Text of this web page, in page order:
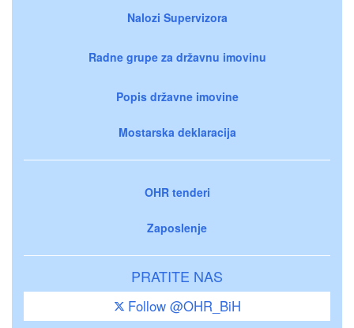
Nalozi Supervizora
Radne grupe za državnu imovinu
Popis državne imovine
Mostarska deklaracija
OHR tenderi
Zaposlenje
PRATITE NAS
Follow @OHR_BiH